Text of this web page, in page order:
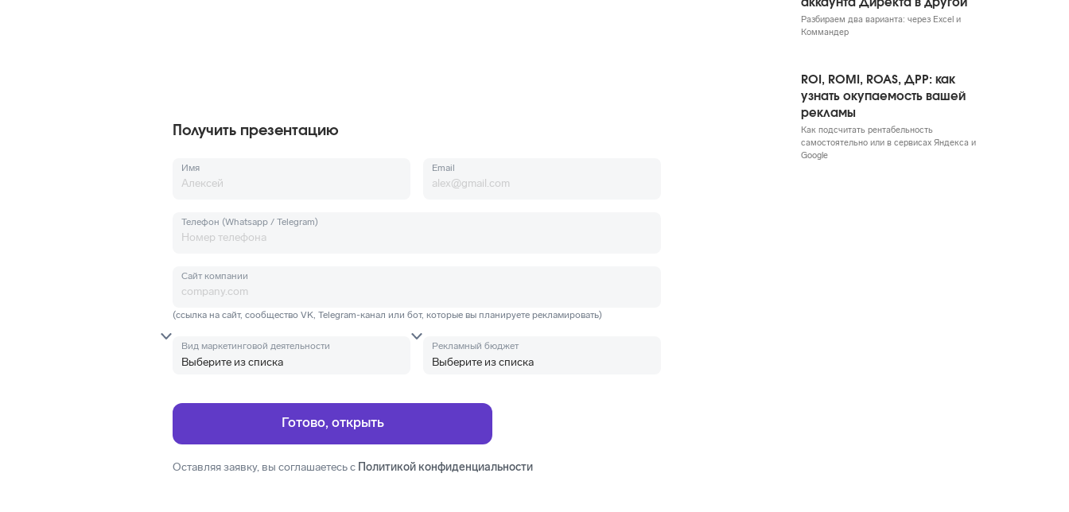
Получить презентацию
Имя Email
Телефон (Whatsapp / Telegram)
Сайт компании
(ссылка на сайт, сообщество VK, Telegram-канал или бот, которые вы планируете рекламировать)
Вид маркетинговой деятельности Рекламный бюджет
Оставляя заявку, вы соглашаетесь с Политикой конфиденциальности
аккаунта Директа в другой
Разбираем два варианта: через Excel и
Коммандер
ROI, ROMI, ROAS, ДРР: как
узнать окупаемость вашей
рекламы
Как подсчитать рентабельность
самостоятельно или в сервисах Яндекса и
Google